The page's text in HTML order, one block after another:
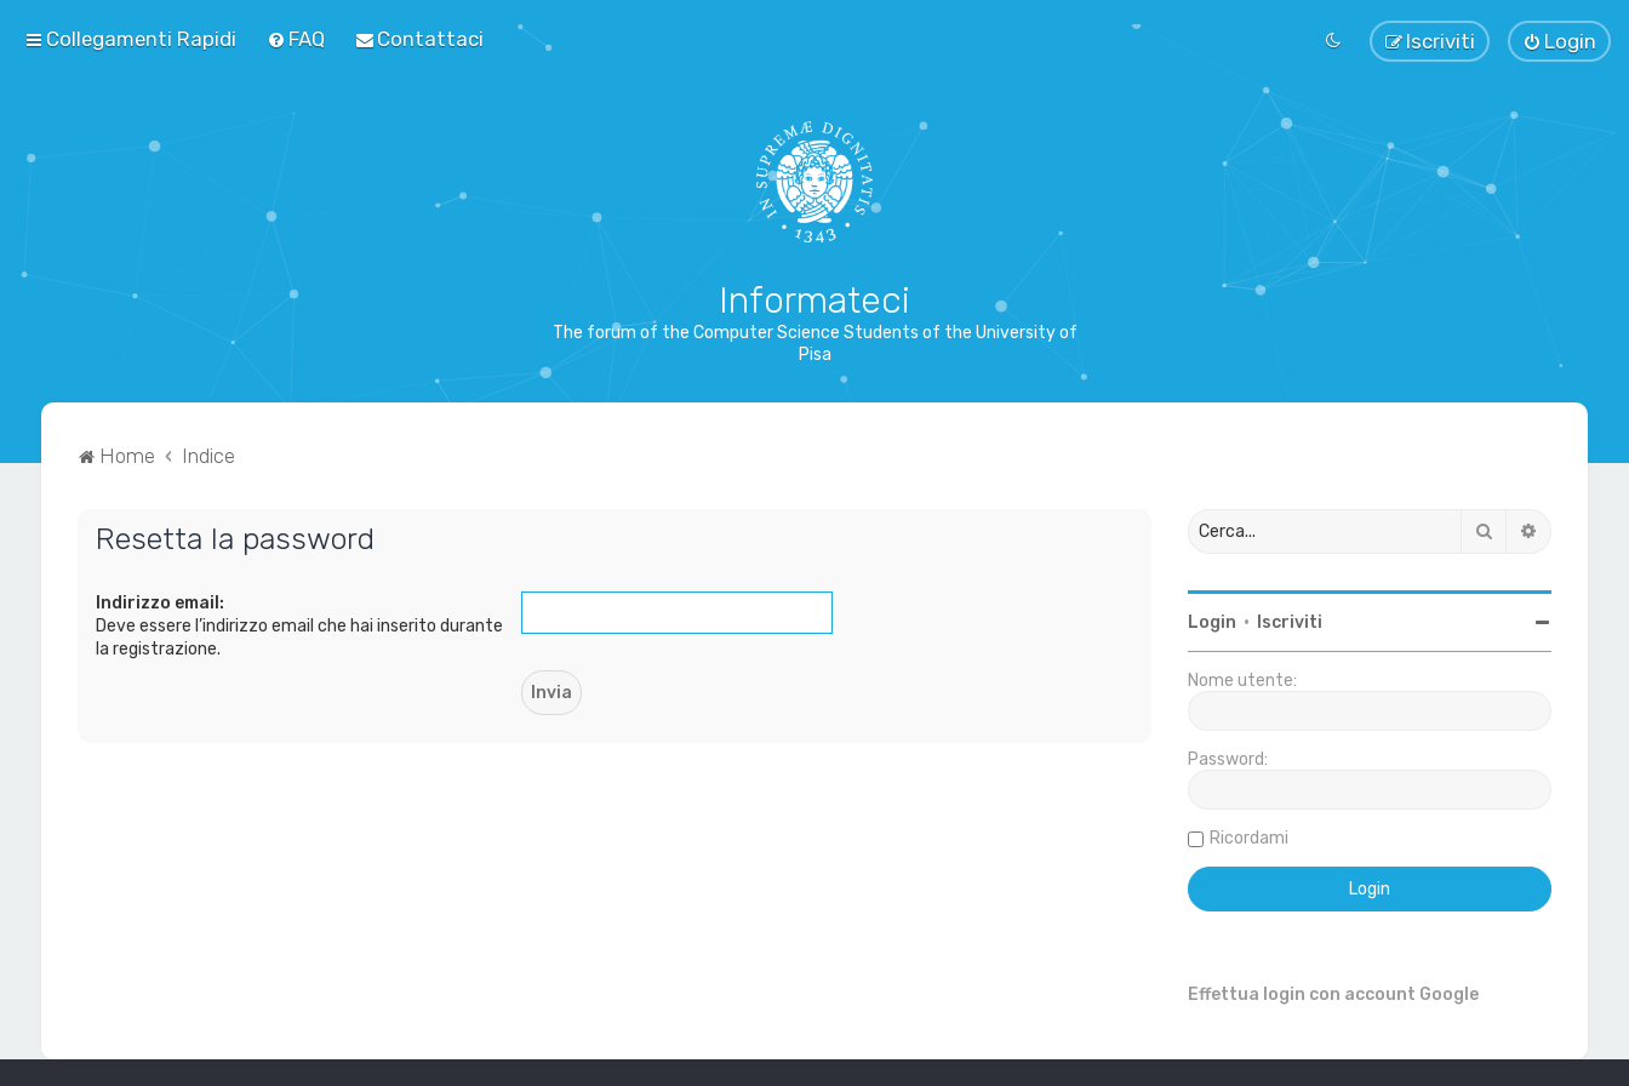
Collegamenti Rapidi FAQ Contattaci Login
Iscriviti
Informateci
The forum of the Computer Science Students of the University of
Pisa
Home Indice
Resetta la password
Indirizzo email:
Deve essere l’indirizzo email che hai inserito durante
la registrazione.
Cerca
Login • Iscriviti
Nome utente:
Password:
Ricordami
Effettua login con account Google